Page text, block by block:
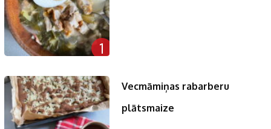
1
Vecmāmiņas rabarberu
plātsmaize